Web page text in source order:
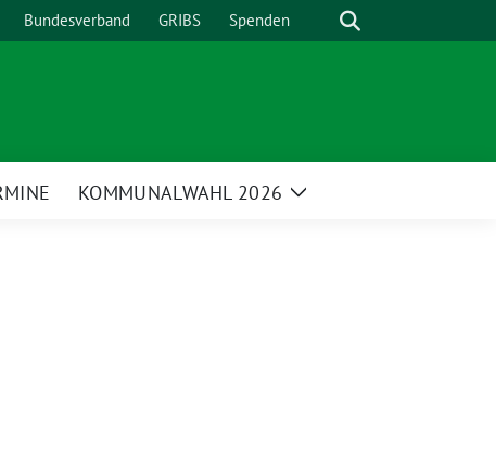
Bundesverband GRIBS Spenden Suche
KOMMUNALWAHL 2026
Zeige